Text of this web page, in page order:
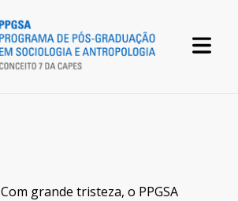
Com grande tristeza, o PPGSA